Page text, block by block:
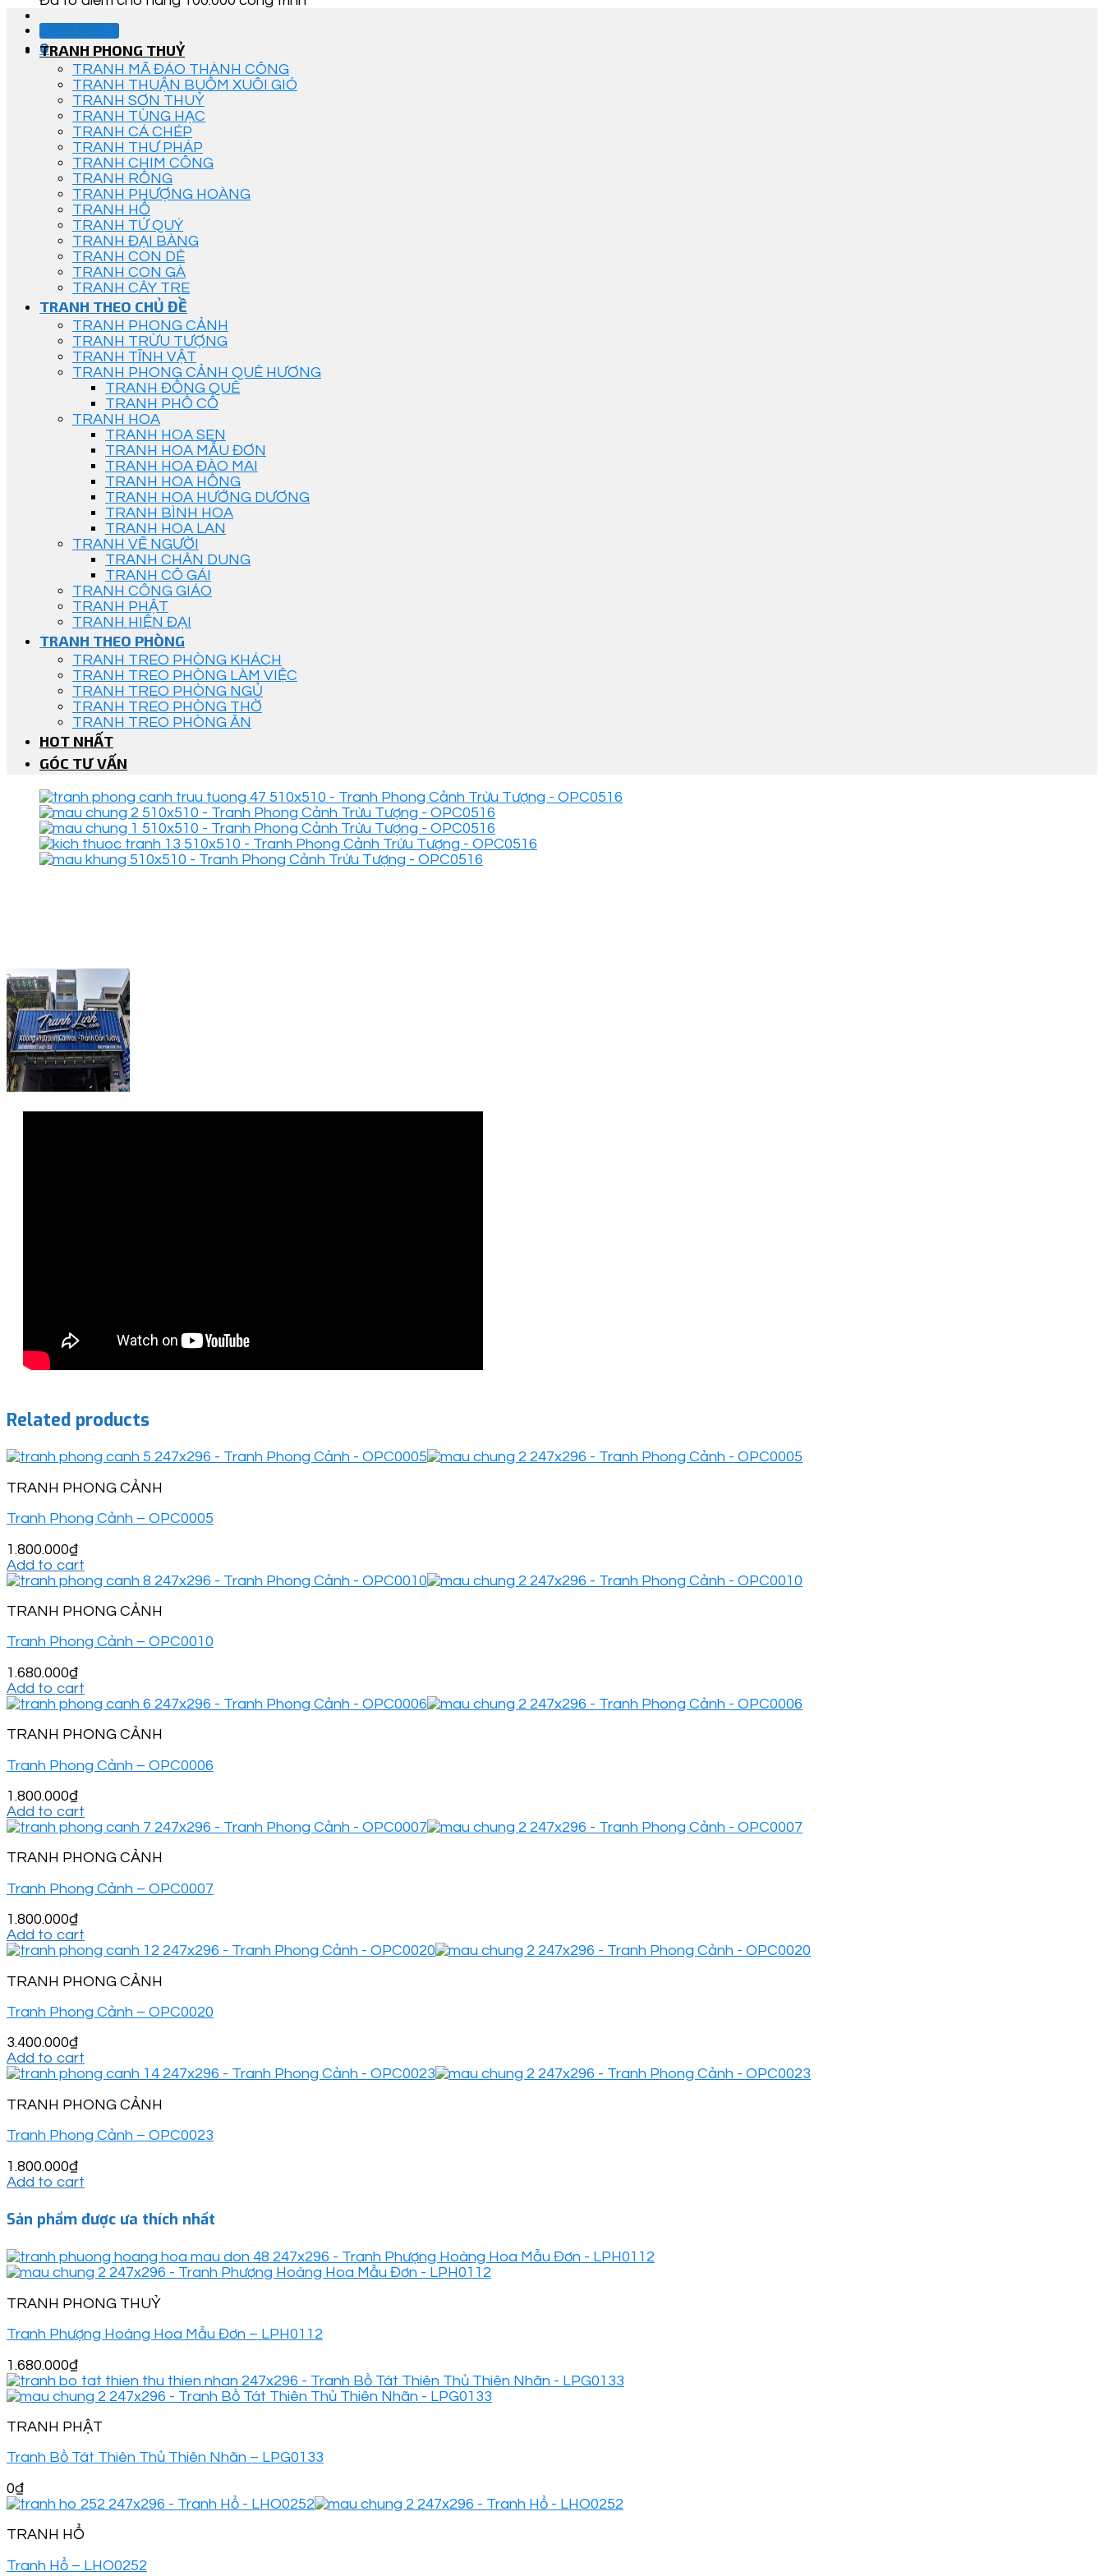
Góc Tư Vấn
0
TRANH PHONG THUỶ
TRANH MÃ ĐÁO THÀNH CÔNG
TRANH THUẬN BUỒM XUÔI GIÓ
TRANH SƠN THUỶ
TRANH TÙNG HẠC
TRANH CÁ CHÉP
TRANH THƯ PHÁP
TRANH CHIM CÔNG
TRANH RỒNG
TRANH PHƯỢNG HOÀNG
TRANH HỔ
TRANH TỨ QUÝ
TRANH ĐẠI BÀNG
TRANH CON DÊ
TRANH CON GÀ
TRANH CÂY TRE
TRANH THEO CHỦ ĐỀ
TRANH PHONG CẢNH
TRANH TRỪU TƯỢNG
TRANH TĨNH VẬT
TRANH PHONG CẢNH QUÊ HƯƠNG
TRANH ĐỒNG QUÊ
TRANH PHỐ CỔ
TRANH HOA
TRANH HOA SEN
TRANH HOA MẪU ĐƠN
TRANH HOA ĐÀO MAI
TRANH HOA HỒNG
TRANH HOA HƯỚNG DƯƠNG
TRANH BÌNH HOA
TRANH HOA LAN
TRANH VẼ NGƯỜI
TRANH CHÂN DUNG
TRANH CÔ GÁI
TRANH CÔNG GIÁO
TRANH PHẬT
TRANH HIỆN ĐẠI
TRANH THEO PHÒNG
TRANH TREO PHÒNG KHÁCH
TRANH TREO PHÒNG LÀM VIỆC
TRANH TREO PHÒNG NGỦ
TRANH TREO PHÒNG THỜ
TRANH TREO PHÒNG ĂN
HOT NHẤT
GÓC TƯ VẤN
Related products
TRANH PHONG CẢNH
Tranh Phong Cảnh – OPC0005
1.800.000₫
Add to cart
TRANH PHONG CẢNH
Tranh Phong Cảnh – OPC0010
1.680.000₫
Add to cart
TRANH PHONG CẢNH
Tranh Phong Cảnh – OPC0006
1.800.000₫
Add to cart
TRANH PHONG CẢNH
Tranh Phong Cảnh – OPC0007
1.800.000₫
Add to cart
TRANH PHONG CẢNH
Tranh Phong Cảnh – OPC0020
3.400.000₫
Add to cart
TRANH PHONG CẢNH
Tranh Phong Cảnh – OPC0023
1.800.000₫
Add to cart
Sản phẩm được ưa thích nhất
TRANH PHONG THUỶ
Tranh Phượng Hoàng Hoa Mẫu Đơn – LPH0112
1.680.000₫
TRANH PHẬT
Tranh Bồ Tát Thiên Thủ Thiên Nhãn – LPG0133
0₫
TRANH HỔ
Tranh Hổ – LHO0252